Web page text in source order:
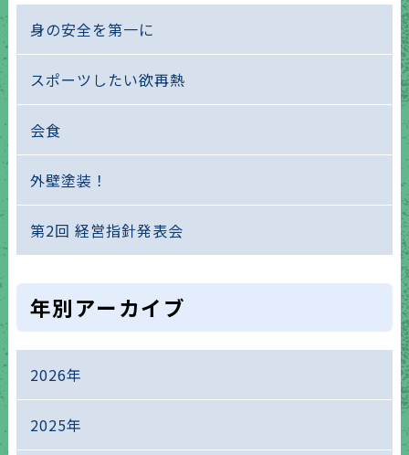
身の安全を第一に
スポーツしたい欲再熱
会食
外壁塗装！
第2回 経営指針発表会
年別アーカイブ
2026年
2025年